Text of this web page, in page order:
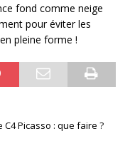
fond comme neige
pour éviter les
pleine forme !
Picasso : que faire ?